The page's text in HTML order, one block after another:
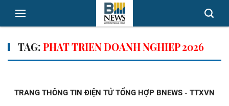
TAG:PHAT TRIEN DOANH NGHIEP 2026
TRANG THÔNG TIN ĐIỆN TỬ TỔNG HỢP BNEWS - TTXVN